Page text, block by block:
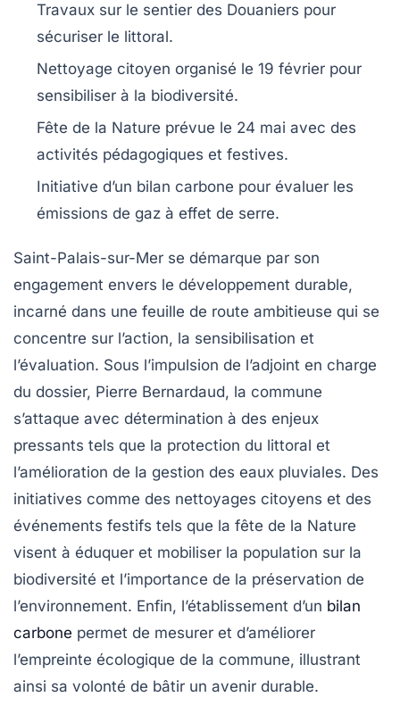
Travaux sur le sentier des Douaniers pour
sécuriser le littoral.
Nettoyage citoyen organisé le 19 février pour
sensibiliser à la biodiversité.
Fête de la Nature prévue le 24 mai avec des
activités pédagogiques et festives.
Initiative d’un bilan carbone pour évaluer les
émissions de gaz à effet de serre.
Saint-Palais-sur-Mer se démarque par son
engagement envers le développement durable,
incarné dans une feuille de route ambitieuse qui se
concentre sur l’action, la sensibilisation et
l’évaluation. Sous l’impulsion de l’adjoint en charge
du dossier, Pierre Bernardaud, la commune
s’attaque avec détermination à des enjeux
pressants tels que la protection du littoral et
l’amélioration de la gestion des eaux pluviales. Des
initiatives comme des nettoyages citoyens et des
événements festifs tels que la fête de la Nature
visent à éduquer et mobiliser la population sur la
biodiversité et l’importance de la préservation de
l’environnement. Enfin, l’établissement d’un bilan
carbone permet de mesurer et d’améliorer
l’empreinte écologique de la commune, illustrant
ainsi sa volonté de bâtir un avenir durable.